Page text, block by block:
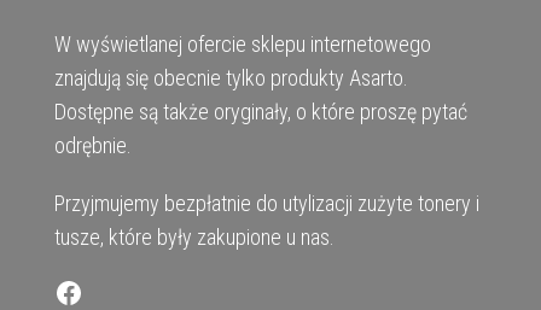
W wyświetlanej ofercie sklepu internetowego
znajdują się obecnie tylko produkty Asarto.
Dostępne są także oryginały, o które proszę pytać
odrębnie.
Przyjmujemy bezpłatnie do utylizacji zużyte tonery i
tusze, które były zakupione u nas.
Facebook